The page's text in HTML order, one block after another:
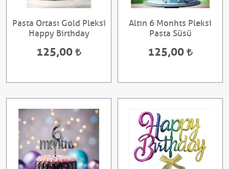
Pasta Ortası Gold Pleksi
Happy Birthday
125,00
Altın 6 Monhts Pleksi
Pasta Süsü
125,00